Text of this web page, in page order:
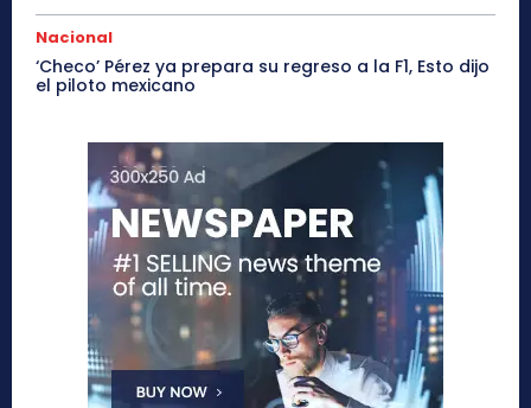
Nacional
‘Checo’ Pérez ya prepara su regreso a la F1, Esto dijo
el piloto mexicano